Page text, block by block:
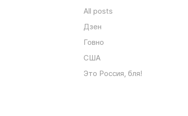
All posts
Дзен
Говно
США
Это Россия, бля!